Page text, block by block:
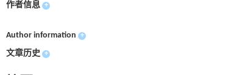
作者信息 +
Author information +
文章历史 +